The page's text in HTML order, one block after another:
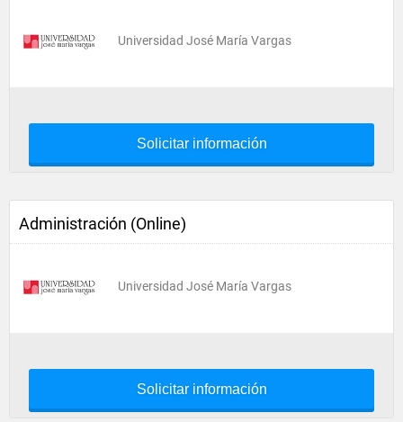
Universidad José María Vargas
Solicitar información
Administración (Online)
Universidad José María Vargas
Solicitar información